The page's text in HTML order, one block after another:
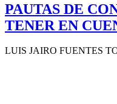
PAUTAS DE
TENER EN
LUIS JAIRO FUENTES